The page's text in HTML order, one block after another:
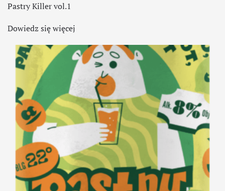
Pastry Killer vol.1
Dowiedz się więcej